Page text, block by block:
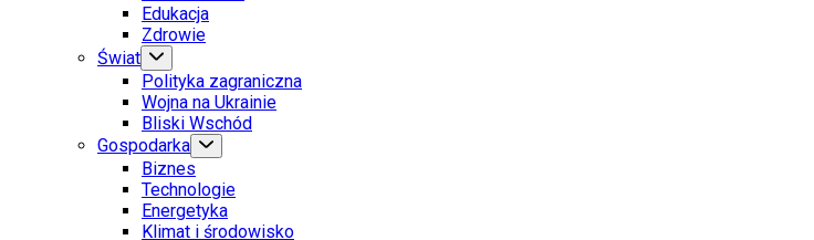
Edukacja
Zdrowie
Świat
Polityka zagraniczna
Wojna na Ukrainie
Bliski Wschód
Gospodarka
Biznes
Technologie
Energetyka
Klimat i środowisko